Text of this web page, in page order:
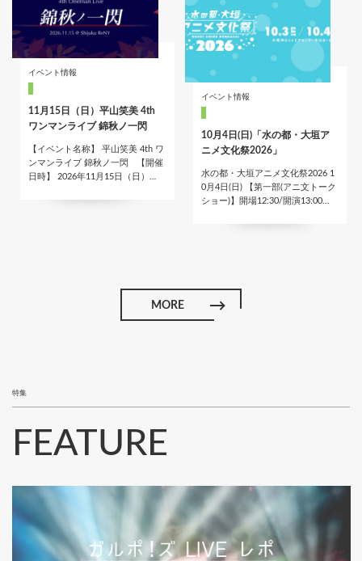
イベント情報
11月15日（日）平山笑美 4th
ワンマンライブ 錦秋ノ一閃
【イベント名称】 平山笑美 4th ワ
ンマンライブ 錦秋ノ一閃 【開催
日時】 2026年11月15日（日）…
イベント情報
10月4日(日)「水の都・大垣ア
ニメ文化祭2026」
水の都・大垣アニメ文化祭2026 1
0月4日(日) 【第一部(アニ文トーク
ショー)】開場12:30/開演13:00…
MORE
特集
FEATURE